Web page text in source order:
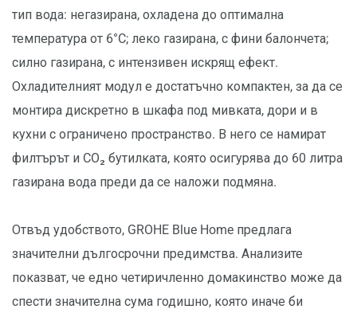
тип вода: негазирана, охладена до оптимална
температура от 6°C; леко газирана, с фини балончета;
силно газирана, с интензивен искрящ ефект.
Охладителният модул е достатъчно компактен, за да се
монтира дискретно в шкафа под мивката, дори и в
кухни с ограничено пространство. В него се намират
филтърът и CO₂ бутилката, която осигурява до 60 литра
газирана вода преди да се наложи подмяна.
Отвъд удобството, GROHE Blue Home предлага
значителни дългосрочни предимства. Анализите
показват, че едно четиричленно домакинство може да
спести значителна сума годишно, която иначе би